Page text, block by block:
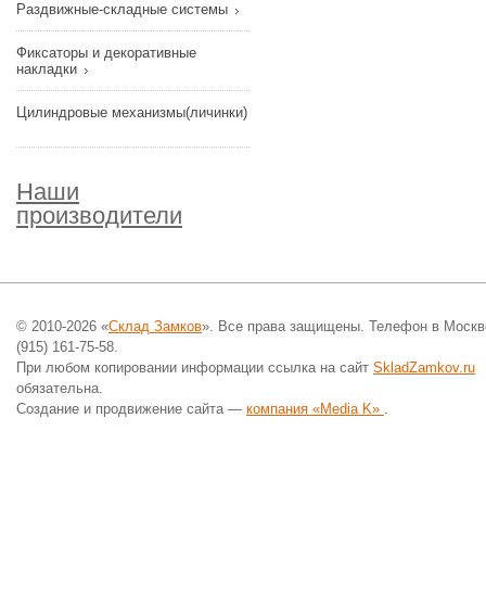
Раздвижные-складные системы
Фиксаторы и декоративные
накладки
Цилиндровые механизмы(личинки)
Наши
производители
© 2010-2026 «Склад Замков». Все права защищены. Телефон в
(915) 161-75-58.
При любом копировании информации ссылка на сайт SkladZamkov.ru
обязательна.
Создание и продвижение сайта — компания «Media K» .